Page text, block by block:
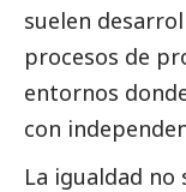
suelen
procesos de
entornos
con
La igualdad no